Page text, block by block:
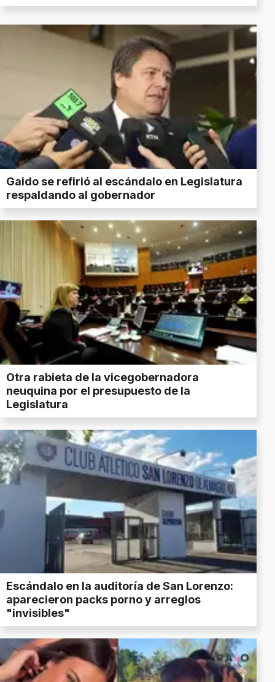
Gaido se refirió al escándalo en Legislatura
respaldando al gobernador
Otra rabieta de la vicegobernadora
neuquina por el presupuesto de la
Legislatura
Escándalo en la auditoría de San Lorenzo:
aparecieron packs porno y arreglos
"invisibles"